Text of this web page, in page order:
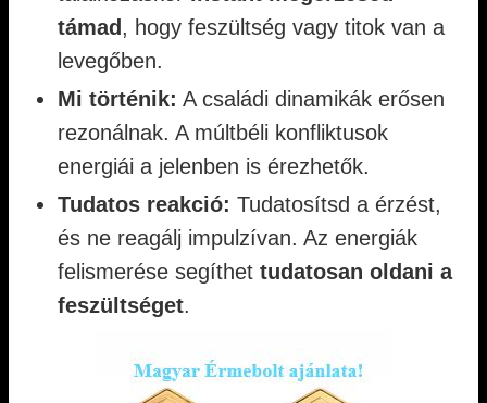
támad , hogy feszültség vagy titok van a
levegőben.
Mi történik: A családi dinamikák erősen
rezonálnak. A múltbéli konfliktusok
energiái a jelenben is érezhetők.
Tudatos reakció: Tudatosítsd a érzést,
és ne reagálj impulzívan. Az energiák
felismerése segíthet tudatosan oldani a
feszültséget.